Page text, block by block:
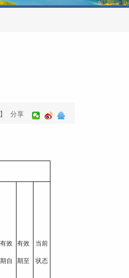
】 分享
有效
期自
有效
期至
当前
状态